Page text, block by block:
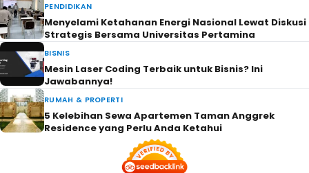
PENDIDIKAN
Menyelami Ketahanan Energi Nasional Lewat Diskusi
Strategis Bersama Universitas Pertamina
BISNIS
Mesin Laser Coding Terbaik untuk Bisnis? Ini
Jawabannya!
RUMAH & PROPERTI
5 Kelebihan Sewa Apartemen Taman Anggrek
Residence yang Perlu Anda Ketahui